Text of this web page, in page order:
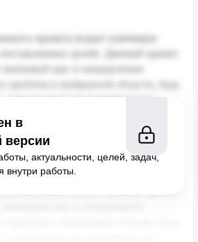
в
версии
актуальности, целей, задач,
внутри работы.